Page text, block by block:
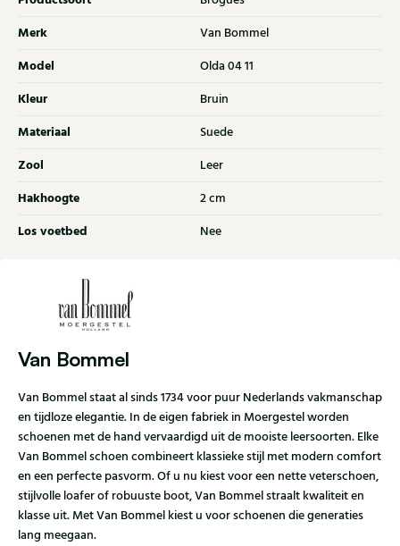
Merk Van Bommel
Model Olda 04 11
Kleur Bruin
Materiaal Suede
Zool Leer
Hakhoogte 2 cm
Los voetbed Nee
Van Bommel
Van Bommel staat al sinds 1734 voor puur Nederlands vakmanschap
en tijdloze elegantie. In de eigen fabriek in Moergestel worden
schoenen met de hand vervaardigd uit de mooiste leersoorten. Elke
Van Bommel schoen combineert klassieke stijl met modern comfort
en een perfecte pasvorm. Of u nu kiest voor een nette veterschoen,
stijlvolle loafer of robuuste boot, Van Bommel straalt kwaliteit en
klasse uit. Met Van Bommel kiest u voor schoenen die generaties
lang meegaan.